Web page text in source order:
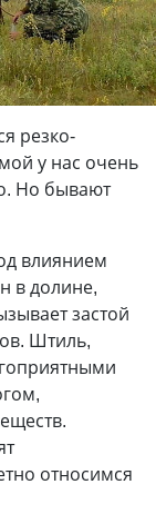
резко-
у нас очень
Но бывают
влиянием
в долине,
застой
Штиль,
относимся